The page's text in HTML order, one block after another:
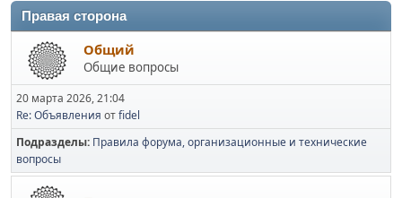
Правая сторона
Общий
Общие вопросы
20 марта 2026, 21:04
Re: Объявления отfidel
Подразделы Правила форума, организационные и технические
вопросы